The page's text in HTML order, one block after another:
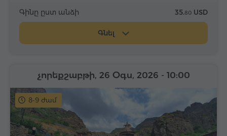
Գինը ըստ անձի 35.80 USD
Գնել
8-9 ժամ
չորեքշաբթի, 26 Օգս, 2026 - 10:00